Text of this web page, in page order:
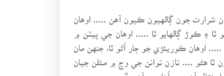
شرارت جون ڳالهيون ڪيون آهن ..... اوهان
۽ ڪوڙ ڳالهايو ٿا ..... اوهان جي پيٽن ۾
اوهان ڪوريئڙي جو ڄار اُڻو ٿا، جنهن مان
ٿا هڻو .... تازن توانن جي وچ ۾ مئلن جيان
آهيو پر اُها پري آهي.“